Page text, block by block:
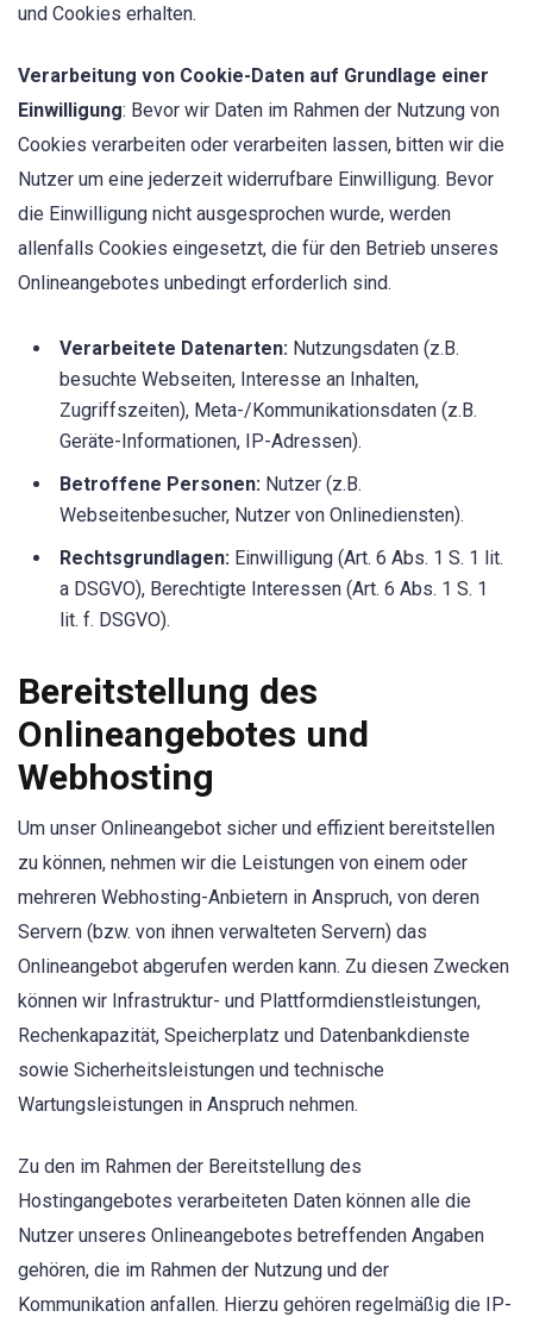
und Cookies erhalten.
Verarbeitung von Cookie-Daten auf Grundlage einer
Einwilligung: Bevor wir Daten im Rahmen der Nutzung von
Cookies verarbeiten oder verarbeiten lassen, bitten wir die
Nutzer um eine jederzeit widerrufbare Einwilligung. Bevor
die Einwilligung nicht ausgesprochen wurde, werden
allenfalls Cookies eingesetzt, die für den Betrieb unseres
Onlineangebotes unbedingt erforderlich sind.
Verarbeitete Datenarten: Nutzungsdaten (z.B.
besuchte Webseiten, Interesse an Inhalten,
Zugriffszeiten), Meta-/Kommunikationsdaten (z.B.
Geräte-Informationen, IP-Adressen).
Betroffene Personen: Nutzer (z.B.
Webseitenbesucher, Nutzer von Onlinediensten).
Rechtsgrundlagen: Einwilligung (Art. 6 Abs. 1 S. 1 lit.
a DSGVO), Berechtigte Interessen (Art. 6 Abs. 1 S. 1
lit. f. DSGVO).
Bereitstellung des
Onlineangebotes und
Webhosting
Um unser Onlineangebot sicher und effizient bereitstellen
zu können, nehmen wir die Leistungen von einem oder
mehreren Webhosting-Anbietern in Anspruch, von deren
Servern (bzw. von ihnen verwalteten Servern) das
Onlineangebot abgerufen werden kann. Zu diesen Zwecken
können wir Infrastruktur- und Plattformdienstleistungen,
Rechenkapazität, Speicherplatz und Datenbankdienste
sowie Sicherheitsleistungen und technische
Wartungsleistungen in Anspruch nehmen.
Zu den im Rahmen der Bereitstellung des
Hostingangebotes verarbeiteten Daten können alle die
Nutzer unseres Onlineangebotes betreffenden Angaben
gehören, die im Rahmen der Nutzung und der
Kommunikation anfallen. Hierzu gehören regelmäßig die IP-